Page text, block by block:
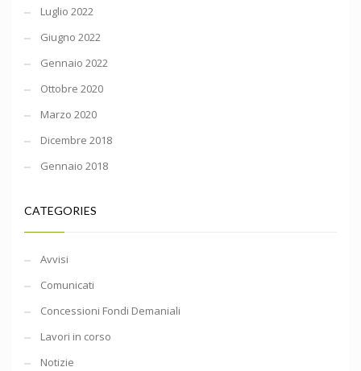
Luglio 2022
Giugno 2022
Gennaio 2022
Ottobre 2020
Marzo 2020
Dicembre 2018
Gennaio 2018
CATEGORIES
Avvisi
Comunicati
Concessioni Fondi Demaniali
Lavori in corso
Notizie